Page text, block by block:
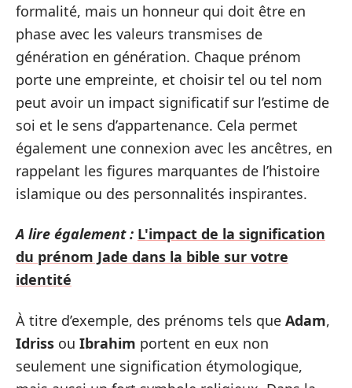
formalité, mais un honneur qui doit être en
phase avec les valeurs transmises de
génération en génération. Chaque prénom
porte une empreinte, et choisir tel ou tel nom
peut avoir un impact significatif sur l’estime de
soi et le sens d’appartenance. Cela permet
également une connexion avec les ancêtres, en
rappelant les figures marquantes de l’histoire
islamique ou des personnalités inspirantes.
A lire également : L'impact de la signification
du prénom Jade dans la bible sur votre
identité
À titre d’exemple, des prénoms tels que Adam,
Idriss ou Ibrahim portent en eux non
seulement une signification étymologique,